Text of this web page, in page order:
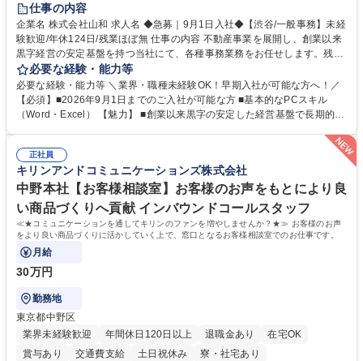
仕事の内容
企業名 株式会社山和 求人名 ◆急募｜9月1日入社◆【渋谷/一般事務】未経
験歓迎/年休124日/残業ほぼ無 仕事の内容 不動産事業を展開し、創業以来
黒字経営の安定基盤を持つ当社にて、各種事務業務をお任せします。残業
がほぼ発生せず、連続した日程の有給取得が可能なため、WLBを整えたい
方にお勧めの環境です！ 入社後はOJTを通じて丁寧に研修を行いますの
で、事務未経験の方でも安心して臨むことができます。 【業務詳細】■電
話・来客対応 ■物件の鍵や社内の備品管理 ■データ入力や書類作成 ■契約
必要な経験・能力等
必要な経験・能力等 ＼業界・職種未経験OK！早期入社が可能な方へ！／
【必須】■2026年9月1日までのご入社が可能な方 ■基本的なPCスキル
（Word・Excel） 【魅力】 ■創業以来黒字の安定した経営基盤で長期的に
両立が可能 ■有給取得を積極的に推奨、年間10日程度の取得実績 ■1ヶ月
のOJTで業務を習得可能、未経験でもしっかりサポート 学歴・資格 学
歴：大学院 大学 高専 短大 語学力： 資格：
正社員
キリンアンドコミュニケーションズ株式会社
中野本社【お客様相談室】お客様のお声をもとにより良
い商品づくりへ貢献 インバウンドコールスタッフ
≪★コミュニケーションを通してキリンのファンを増やしませんか？★≫ お客様のお声
をより良い商品づくりに活かしていく上で、窓口となるお客様相談室でのお仕事です。
月給
30万円
勤務地
東京都中野区
業界未経験歓迎
年間休日120日以上 退職金あり
在宅OK
賞与あり
交通費支給 土日祝休み 寮・社宅あり